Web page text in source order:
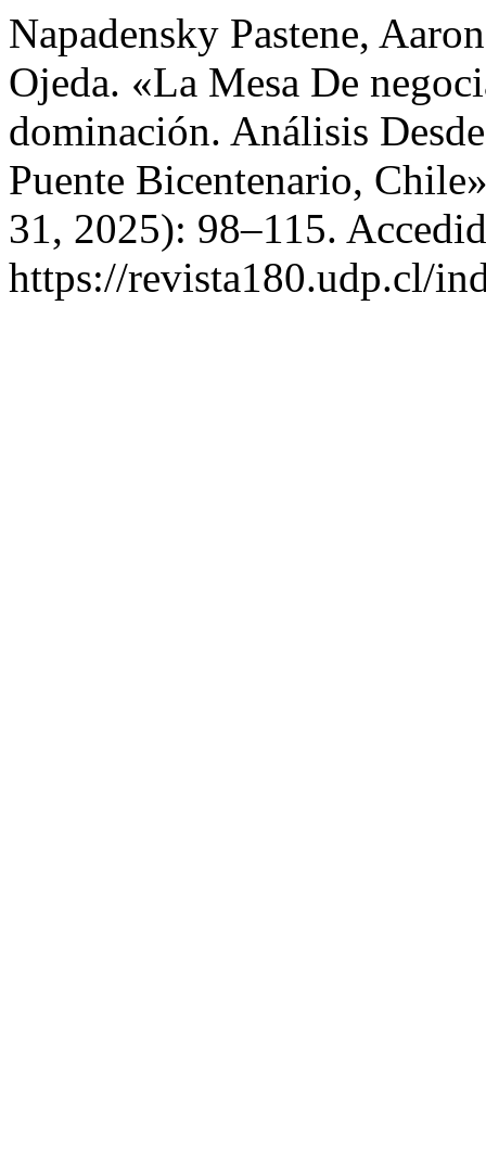
Napadensky Pastene,
Ojeda. «La Mesa De
dominación. Análisis
Puente Bicentenario,
31, 2025): 98–115.
https://revista180.udp.cl/